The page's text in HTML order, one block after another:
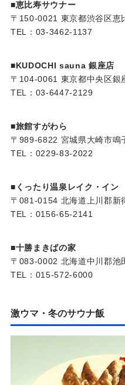
■恵比寿サウナー
〒150-0021 東京都渋谷区
TEL：03-3462-1137
■KUDOCHI sauna 銀座店
〒104-0061 東京都中央区銀
TEL：03-6447-2129
■旅館すがわら
〒989-6822 宮城県大崎市鳴
TEL：0229-83-2022
■くったり温泉レイク・イン
〒081-0154 北海道上川郡新
TEL：0156-65-2141
■十勝まきばの家
〒083-0002 北海道中川郡池
TEL：015-572-6000
激ウマ・冬のサウナ飯